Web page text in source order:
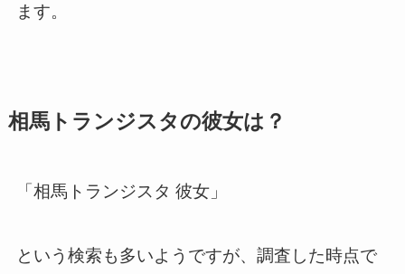
ます。
相馬トランジスタの彼女は？
「相馬トランジスタ 彼女」
という検索も多いようですが、調査した時点で